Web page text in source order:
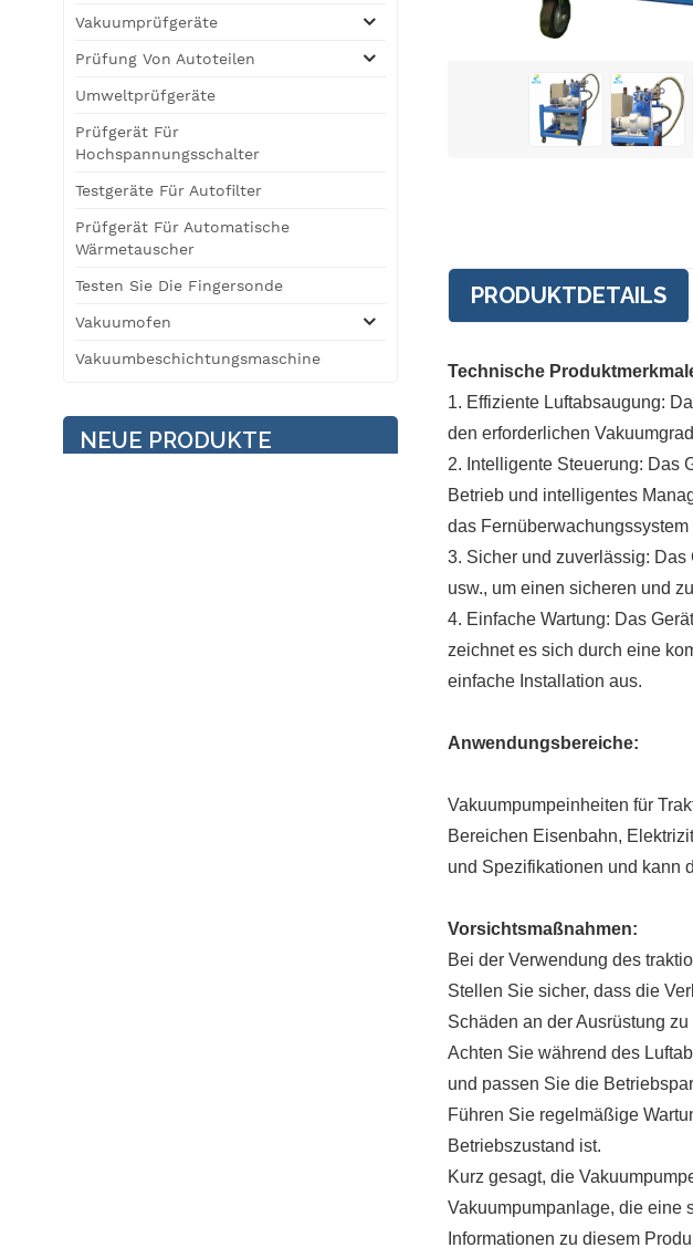
PRODUKTDETAILS
Technische
1. Effiziente Luftabsaugung:
den erforderlichen
2. Intelligente Steuerung: Das
Betrieb und intelligentes
das
3. Sicher und zuverlässig:
usw., um einen sicheren und
4. Einfache Wartung: Das
zeichnet es sich durch eine
einfache Installation aus.
Anwendungsbereiche:
Vakuumpumpeinheiten für
Bereichen Eisenbahn,
und Spezifikationen und kann
Vorsichtsmaßnahmen:
Bei der Verwendung des
Stellen Sie sicher, dass die
Schäden an der Ausrüstung
Achten Sie während des
und passen Sie die
Führen Sie regelmäßige
Betriebszustand ist.
Kurz gesagt, die
Vakuumpumpanlage, die eine
Informationen zu diesem
Vakuumprüfgeräte
Prüfung Von Autoteilen
Umweltprüfgeräte
Prüfgerät Für
Hochspannungsschalter
Testgeräte Für Autofilter
Prüfgerät Für Automatische
Wärmetauscher
Testen Sie Die Fingersonde
Vakuumofen
Vakuumbeschichtungsmaschine
NEUE PRODUKTE
Automobilsicherheitsleistungstestlinie